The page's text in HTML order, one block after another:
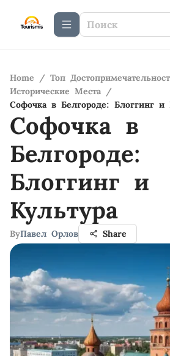
Home / Топ
Исторические Места /
Софочка в Белгороде: Блоггинг и
Софочка в
Белгороде:
Блоггинг и
Культура
ByПавел Орлов Share